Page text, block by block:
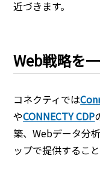
近づきます。
Web戦略を
コネクティでは
やCONNECTY CDP
築、Webデータ分
ップで提供するこ